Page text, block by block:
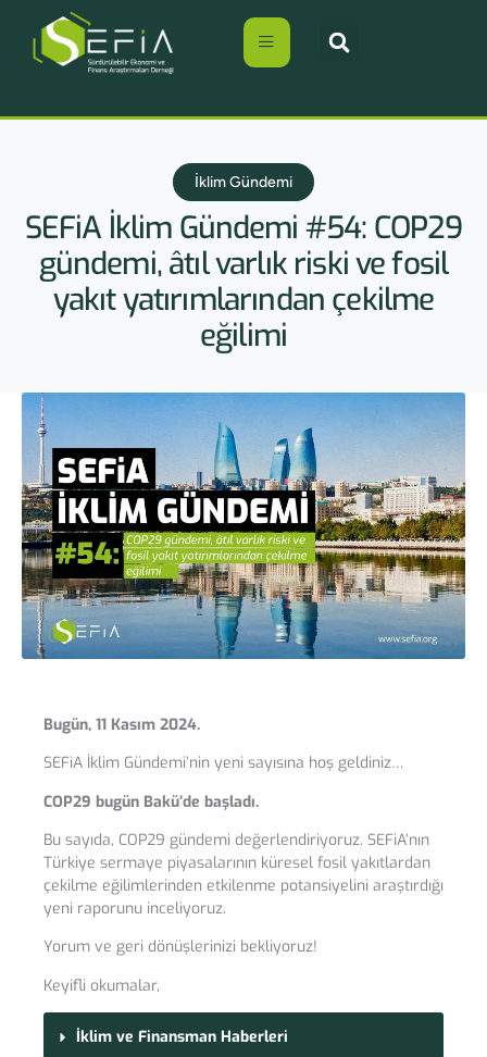
İklim Gündemi
SEFiA İklim Gündemi #54: COP29
gündemi, âtıl varlık riski ve fosil
yakıt yatırımlarından çekilme
eğilimi
Bugün, 11 Kasım 2024.
SEFiA İklim Gündemi’nin yeni sayısına hoş geldiniz…
COP29 bugün Bakü’de başladı.
Bu sayıda, COP29 gündemi değerlendiriyoruz. SEFiA’nın
Türkiye sermaye piyasalarının küresel fosil yakıtlardan
çekilme eğilimlerinden etkilenme potansiyelini araştırdığı
yeni raporunu inceliyoruz.
Yorum ve geri dönüşlerinizi bekliyoruz!
Keyifli okumalar,
İklim ve Finansman Haberleri